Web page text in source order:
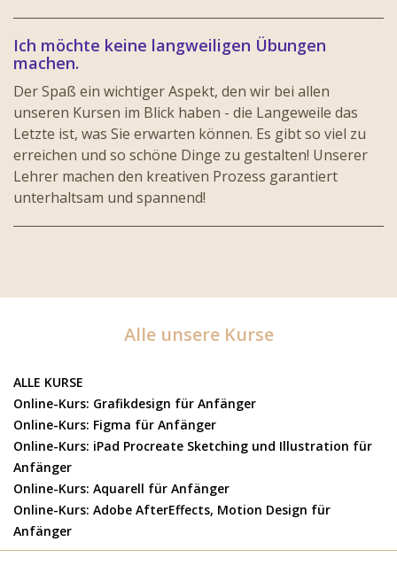
Ich möchte keine langweiligen Übungen
machen.
Der Spaß ein wichtiger Aspekt, den wir bei allen
unseren Kursen im Blick haben - die Langeweile das
Letzte ist, was Sie erwarten können. Es gibt so viel zu
erreichen und so schöne Dinge zu gestalten! Unserer
Lehrer machen den kreativen Prozess garantiert
unterhaltsam und spannend!
Alle unsere Kurse
ALLE KURSE
Online-Kurs: Grafikdesign für Anfänger
Online-Kurs: Figma für Anfänger
Online-Kurs: iPad Procreate Sketching und Illustration für
Anfänger
Online-Kurs: Aquarell für Anfänger
Online-Kurs: Adobe AfterEffects, Motion Design für
Anfänger